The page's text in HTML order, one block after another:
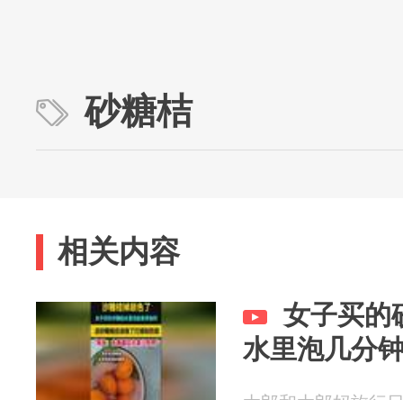
砂糖桔
相关内容
女子买的
水里泡几分